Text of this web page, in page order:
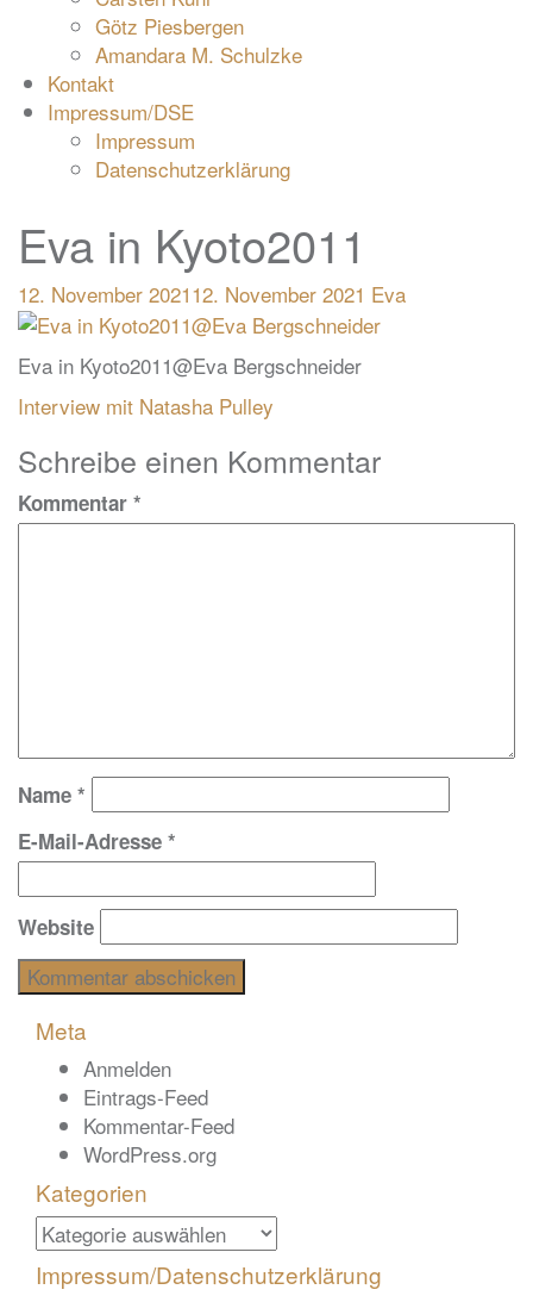
Götz Piesbergen
Amandara M. Schulzke
Kontakt
Impressum/DSE
Impressum
Datenschutzerklärung
Eva in Kyoto2011
12. November 202112. November 2021 Eva
Eva in Kyoto2011@Eva Bergschneider
Beitragsnavigation
Interview mit Natasha Pulley
Schreibe einen Kommentar
Kommentar *
Name *
E-Mail-Adresse *
Website
Meta
Anmelden
Eintrags-Feed
Kommentar-Feed
WordPress.org
Kategorien
Kategorien
Impressum/Datenschutzerklärung